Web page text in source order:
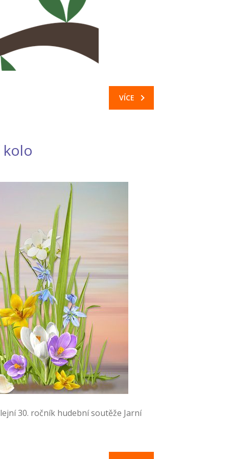
VÍCE
kolo
30. ročník hudební soutěže Jarní